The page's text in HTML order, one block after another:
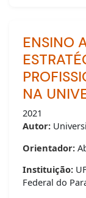
ENSINO
NA
2021
Autor:
Orientador:
Instituição:
Federal do